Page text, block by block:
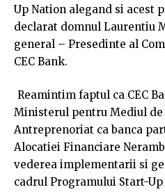
Up Nation alegand si acest
declarat domnul Laurentiu
general – Presedinte al
CEC Bank.
Reamintim faptul ca CEC
Ministerul pentru Mediul de
Antreprenoriat ca banca
Alocatiei Financiare
vederea implementarii si
cadrul Programului Start-Up